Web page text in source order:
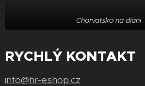
Chorvatsko na dlani
RYCHLÝ KONTAKT
info@hr-eshop.cz